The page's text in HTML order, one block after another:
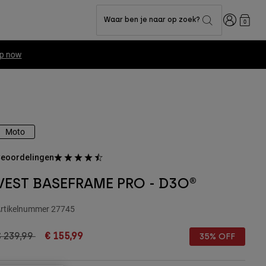
Waar ben je naar op zoek? Inloggen
0
Moto
BASEFRAME PRO - D3O®
27745
reduced from
239,99to€ 155,99 35% OFF